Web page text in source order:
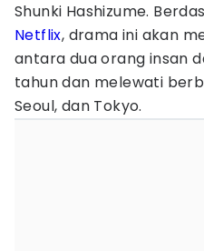
Shunki Hashizume.
Netflix, drama ini akan
antara dua orang insan
tahun dan melewati
Seoul, dan Tokyo.